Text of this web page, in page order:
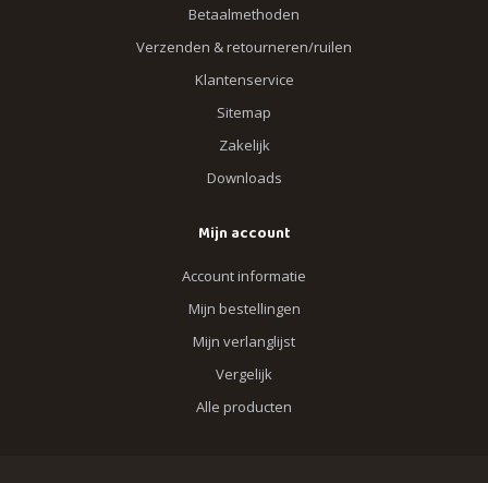
Betaalmethoden
Verzenden & retourneren/ruilen
Klantenservice
Sitemap
Zakelijk
Downloads
Mijn account
Account informatie
Mijn bestellingen
Mijn verlanglijst
Vergelijk
Alle producten